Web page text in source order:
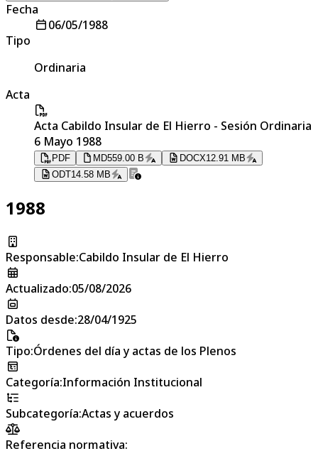
Fecha
06/05/1988
Tipo
Ordinaria
Acta
Acta Cabildo Insular de El Hierro - Sesión Ordinaria
6 Mayo 1988
PDF MD559.00 B DOCX12.91 MB
ODT14.58 MB
1988
Responsable:Cabildo Insular de El Hierro
Actualizado:05/08/2026
Datos desde:28/04/1925
Tipo:Órdenes del día y actas de los Plenos
Categoría:Información Institucional
Subcategoría:Actas y acuerdos
Referencia normativa: